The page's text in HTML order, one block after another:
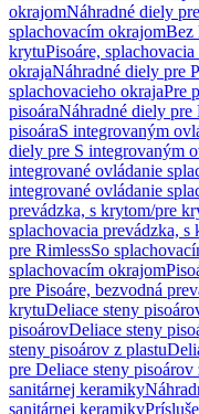
okrajomNáhradné diely
splachovacím okrajomBez
krytuPisoáre,
okrajaNáhradné diely pre
splachovacieho okrajaPre
pisoáraNáhradné diely pre
pisoáraS integrovaným
diely pre S integrovaným
integrované ovládanie
integrované ovládanie
prevádzka, s krytom/pre
splachovacia prevádzka,
pre RimlessSo
splachovacím okrajom
pre Pisoáre, bezvodná
krytuDeliace steny
pisoárovDeliace steny
steny pisoárov z plastu
pre Deliace steny pisoárov
sanitárnej keramiky
sanitárnej keramiky